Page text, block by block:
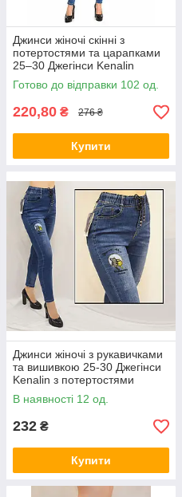
замовлення
в нас на сайті або
і своєчасна доставка —
Джинси жіночі скінні з
потертостями та царапками
25–30 Джегінси Kenalin
Готово до відправки 102 од.
220,80 ₴ 276 ₴
Купити
Джинси жіночі з рукавичками
та вишивкою 25-30 Джегінси
Kenalin з потертостями
В наявності 12 од.
232 ₴
Купити